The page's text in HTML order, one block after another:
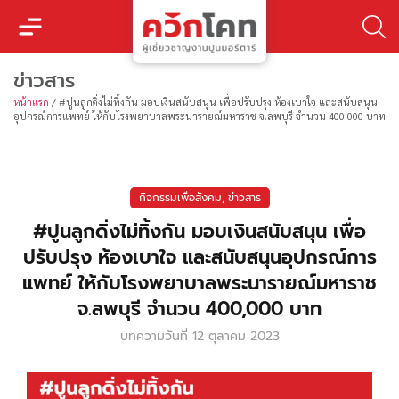
ข่าวสาร
หน้าแรก / #ปูนลูกดิ่งไม่ทิ้งกัน มอบเงินสนับสนุน เพื่อปรับปรุง ห้องเบาใจ และสนับสนุน
อุปกรณ์การแพทย์ ให้กับโรงพยาบาลพระนารายณ์มหาราช จ.ลพบุรี จำนวน 400,000 บาท
กิจกรรมเพื่อสังคม, ข่าวสาร
#ปูนลูกดิ่งไม่ทิ้งกัน มอบเงินสนับสนุน เพื่อ
ปรับปรุง ห้องเบาใจ และสนับสนุนอุปกรณ์การ
แพทย์ ให้กับโรงพยาบาลพระนารายณ์มหาราช
จ.ลพบุรี จำนวน 400,000 บาท
บทความวันที่ 12 ตุลาคม 2023